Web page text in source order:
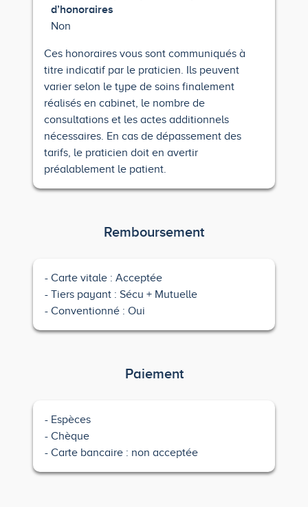
d’honoraires
Non
Ces honoraires vous sont communiqués à
titre indicatif par le praticien. Ils peuvent
varier selon le type de soins finalement
réalisés en cabinet, le nombre de
consultations et les actes additionnels
nécessaires. En cas de dépassement des
tarifs, le praticien doit en avertir
préalablement le patient.
Remboursement
Carte vitale : Acceptée
Tiers payant : Sécu + Mutuelle
Conventionné : Oui
Paiement
Espèces
Chèque
Carte bancaire : non acceptée